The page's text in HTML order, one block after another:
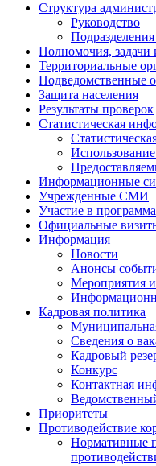
Структура
Руководство
Полномочия,
Территориальные
Подведомственные
Защита населения
Результаты проверок
Статистическая
Информационные
Учрежденные СМИ
Участие в
Официальные
Информация
Новости
Анонсы
Мероприятия
Кадровая политика
Сведения о
Кадровый
Конкурс
Контактная
Приоритеты
Противодействие
Нормативные